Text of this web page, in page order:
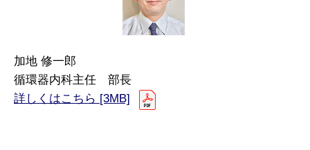
加地 修一郎
循環器内科主任 部長
詳しくはこちら [3MB]